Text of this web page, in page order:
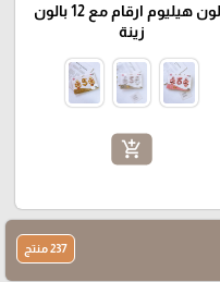
بالون هيليوم ارقام مع 12 بالون
زينة
add_shopping_cart
237 منتج